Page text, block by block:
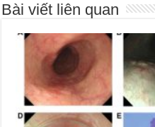
Bài viết liên quan